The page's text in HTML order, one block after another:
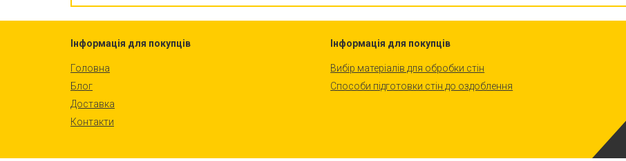
Інформація для покупців
Головна
Блог
Доставка
Контакти
Інформація для покупців
Вибір матеріалів для обробки стін
Способи підготовки стін до оздоблення